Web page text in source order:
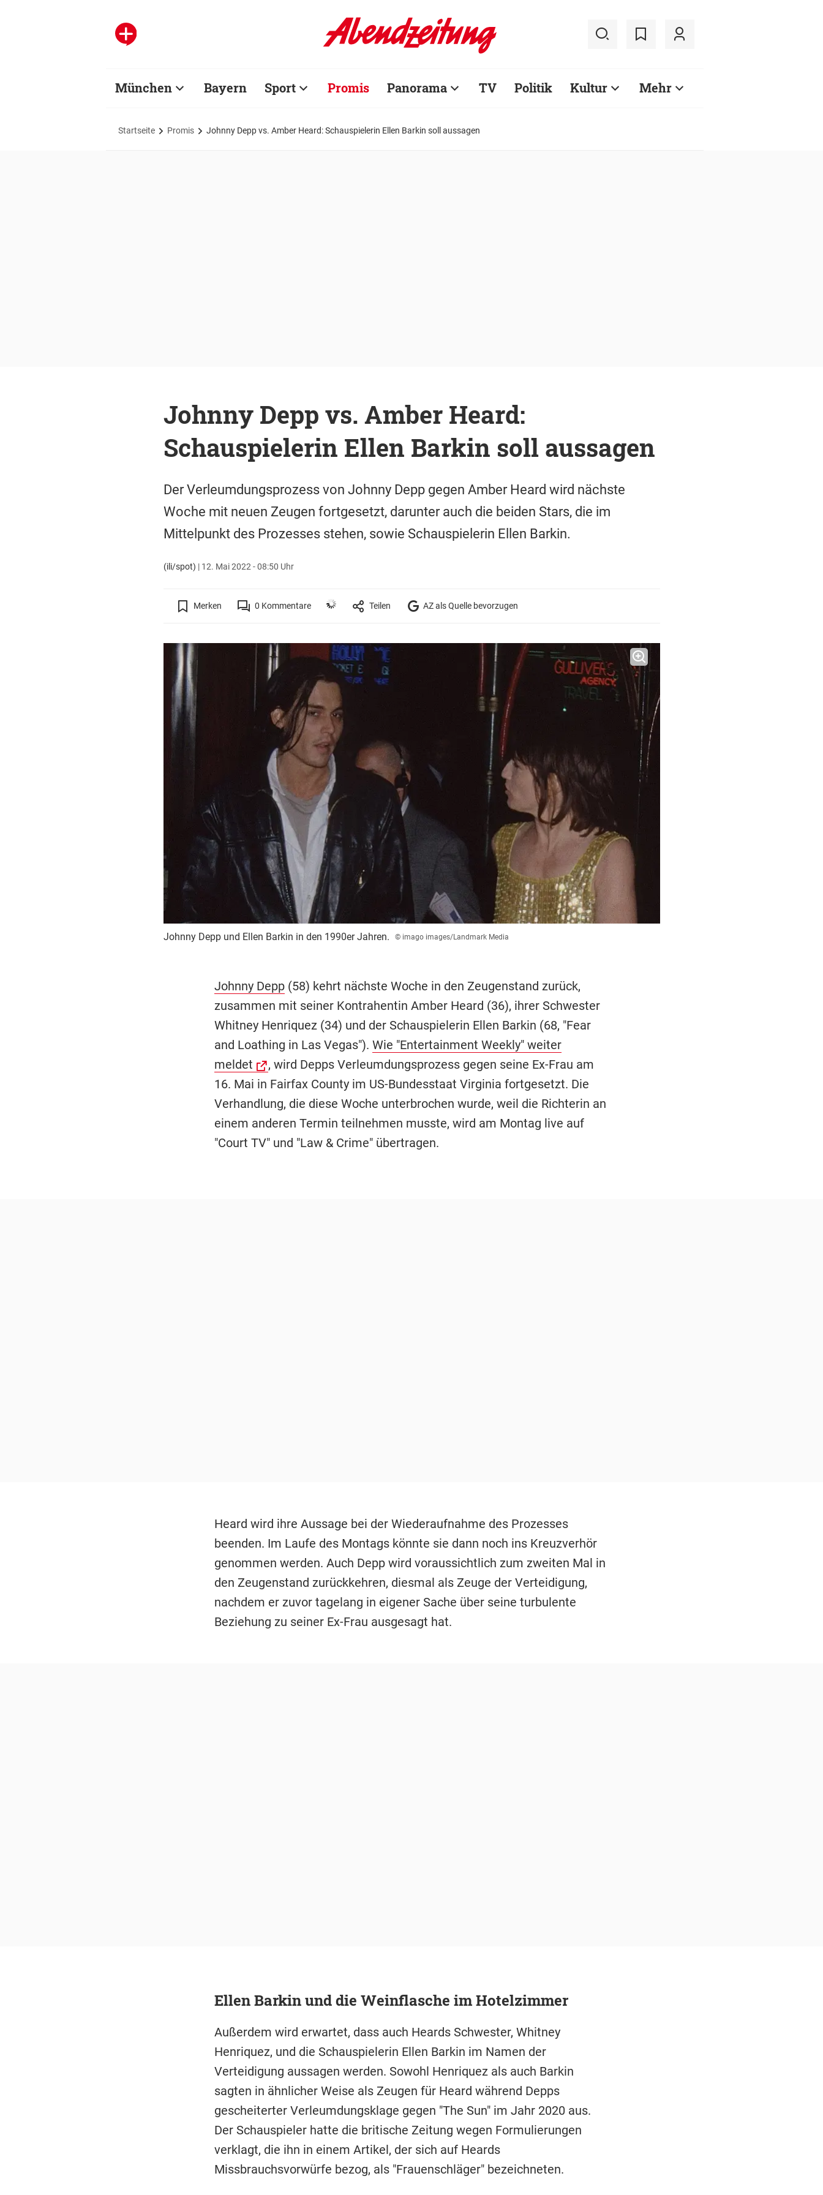
München Bayern Sport Promis Panorama TV Politik Kultur Mehr
Startseite Promis Johnny Depp vs. Amber Heard: Schauspielerin Ellen Barkin soll aussagen
Johnny Depp vs. Amber Heard:
Schauspielerin Ellen Barkin soll aussagen
Der Verleumdungsprozess von Johnny Depp gegen Amber Heard wird nächste
Woche mit neuen Zeugen fortgesetzt, darunter auch die beiden Stars, die im
Mittelpunkt des Prozesses stehen, sowie Schauspielerin Ellen Barkin.
(ili/spot) | 12. Mai 2022 - 08:50 Uhr
Merken 0 Kommentare Teilen AZ als Quelle bevorzugen
Johnny Depp und Ellen Barkin in den 1990er Jahren. © imago images/Landmark Media
Johnny Depp(58) kehrt nächste Woche in den Zeugenstand zurück,
zusammen mit seiner Kontrahentin Amber Heard (36), ihrer Schwester
Whitney Henriquez (34) und der Schauspielerin Ellen Barkin (68, "Fear
and Loathing in Las Vegas"). Wie "Entertainment Weekly" weiter
meldet
, wird Depps Verleumdungsprozess gegen seine Ex-Frau am
16. Mai in Fairfax County im US-Bundesstaat Virginia fortgesetzt. Die
Verhandlung, die diese Woche unterbrochen wurde, weil die Richterin an
einem anderen Termin teilnehmen musste, wird am Montag live auf
"Court TV" und "Law & Crime" übertragen.
Heard wird ihre Aussage bei der Wiederaufnahme des Prozesses
beenden. Im Laufe des Montags könnte sie dann noch ins Kreuzverhör
genommen werden. Auch Depp wird voraussichtlich zum zweiten Mal in
den Zeugenstand zurückkehren, diesmal als Zeuge der Verteidigung,
nachdem er zuvor tagelang in eigener Sache über seine turbulente
Beziehung zu seiner Ex-Frau ausgesagt hat.
Ellen Barkin und die Weinflasche im Hotelzimmer
Außerdem wird erwartet, dass auch Heards Schwester, Whitney
Henriquez, und die Schauspielerin Ellen Barkin im Namen der
Verteidigung aussagen werden. Sowohl Henriquez als auch Barkin
sagten in ähnlicher Weise als Zeugen für Heard während Depps
gescheiterter Verleumdungsklage gegen "The Sun" im Jahr 2020 aus.
Der Schauspieler hatte die britische Zeitung wegen Formulierungen
verklagt, die ihn in einem Artikel, der sich auf Heards
Missbrauchsvorwürfe bezog, als "Frauenschläger" bezeichneten.